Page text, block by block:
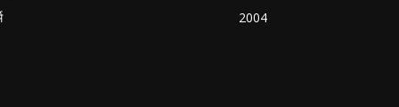
2004